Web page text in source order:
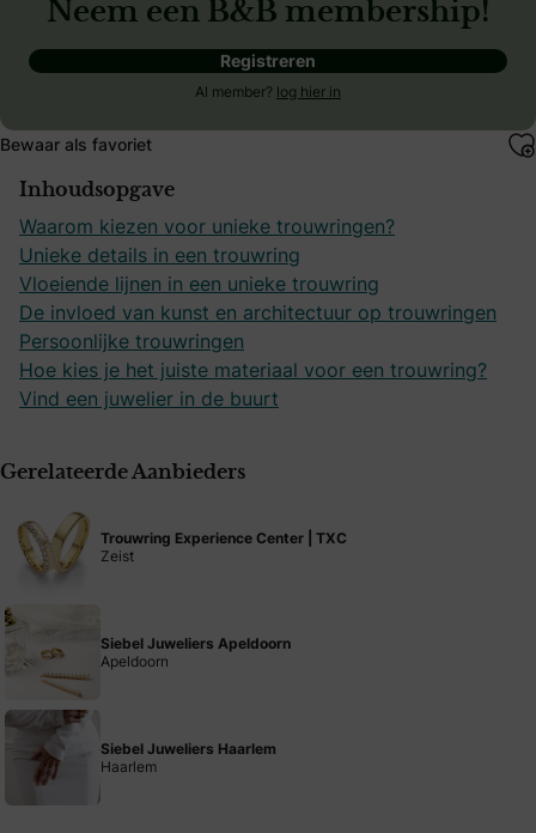
Neem een B&B membership!
Registreren
Al member? log hier in
Bewaar als favoriet
Inhoudsopgave
Waarom kiezen voor unieke trouwringen?
Unieke details in een trouwring
Vloeiende lijnen in een unieke trouwring
De invloed van kunst en architectuur op trouwringen
Persoonlijke trouwringen
Hoe kies je het juiste materiaal voor een trouwring?
Vind een juwelier in de buurt
Gerelateerde Aanbieders
Trouwring Experience Center | TXC
Zeist
Siebel Juweliers Apeldoorn
Apeldoorn
Siebel Juweliers Haarlem
Haarlem